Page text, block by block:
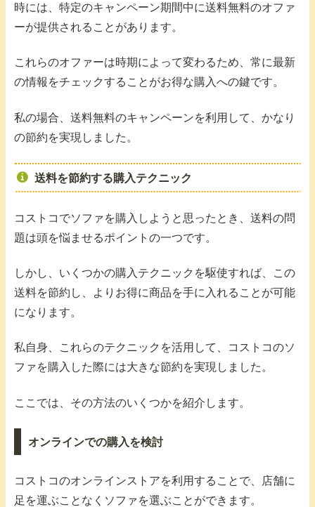
時には、特定のキャンペーン期間中に送料無料のオファ
ーが提供されることがあります。
これらのオファーは時期によって変わるため、常に最新
の情報をチェックすることがお得な購入への鍵です。
私の場合、送料無料のキャンペーンを利用して、かなり
の節約を実現しました。
送料を節約する購入テクニック
コストコでソファを購入しようと思ったとき、送料の問
題は頭を悩ませるポイントの一つです。
しかし、いくつかの購入テクニックを駆使すれば、この
送料を節約し、よりお得に商品を手に入れることが可能
になります。
私自身、これらのテクニックを活用して、コストコのソ
ファを購入した際には大きな節約を実現しました。
ここでは、その方法のいくつかを紹介します。
オンラインでの購入を検討
コストコのオンラインストアを利用することで、店舗に
足を運ぶことなくソファを選ぶことができます。